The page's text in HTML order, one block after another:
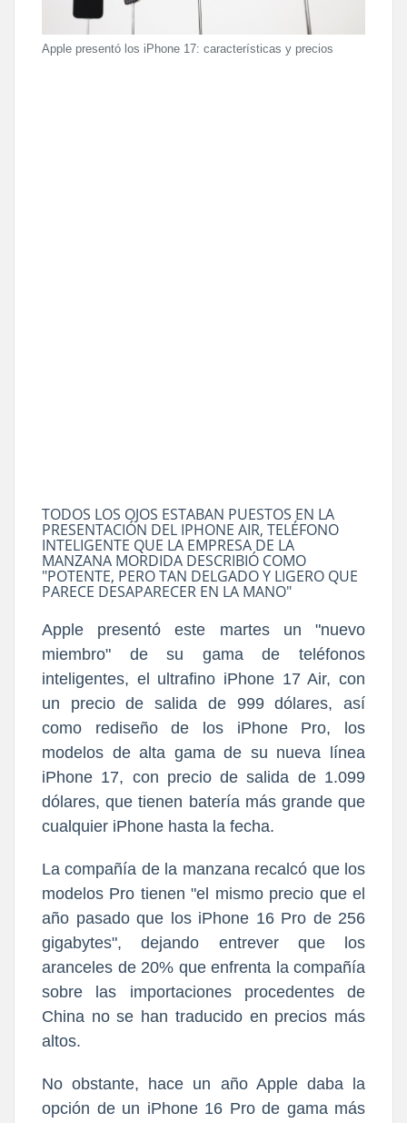
Apple presentó los iPhone 17: características y precios
TODOS LOS OJOS ESTABAN PUESTOS EN LA
PRESENTACIÓN DEL IPHONE AIR, TELÉFONO
INTELIGENTE QUE LA EMPRESA DE LA
MANZANA MORDIDA DESCRIBIÓ COMO
"POTENTE, PERO TAN DELGADO Y LIGERO QUE
PARECE DESAPARECER EN LA MANO"
Apple presentó este martes un "nuevo
miembro" de su gama de teléfonos
inteligentes, el ultrafino iPhone 17 Air, con
un precio de salida de 999 dólares, así
como rediseño de los iPhone Pro, los
modelos de alta gama de su nueva línea
iPhone 17, con precio de salida de 1.099
dólares, que tienen batería más grande que
cualquier iPhone hasta la fecha.
La compañía de la manzana recalcó que los
modelos Pro tienen "el mismo precio que el
año pasado que los iPhone 16 Pro de 256
gigabytes", dejando entrever que los
aranceles de 20% que enfrenta la compañía
sobre las importaciones procedentes de
China no se han traducido en precios más
altos.
No obstante, hace un año Apple daba la
opción de un iPhone 16 Pro de gama más